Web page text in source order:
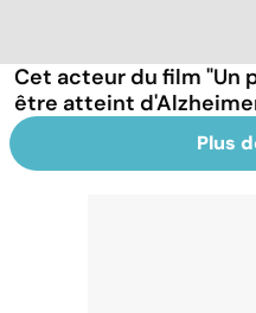
Cet acteur du film "Un
être atteint
Plus